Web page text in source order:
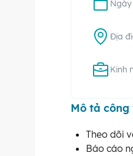
Địa
Kinh
Mô tả công
Theo dõi
Báo cáo